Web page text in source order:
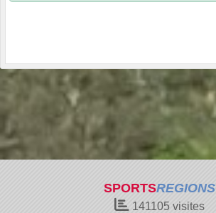
SPORTSREGIONS
141105 visites